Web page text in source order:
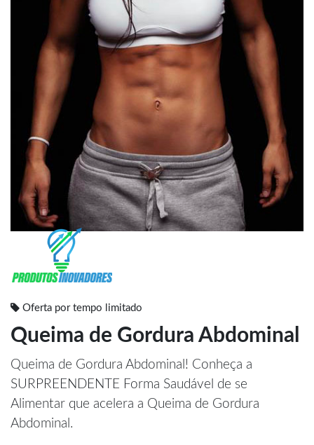
Oferta por tempo limitado
Queima de Gordura Abdominal
Queima de Gordura Abdominal! Conheça a
SURPREENDENTE Forma Saudável de se
Alimentar que acelera a Queima de Gordura
Abdominal.